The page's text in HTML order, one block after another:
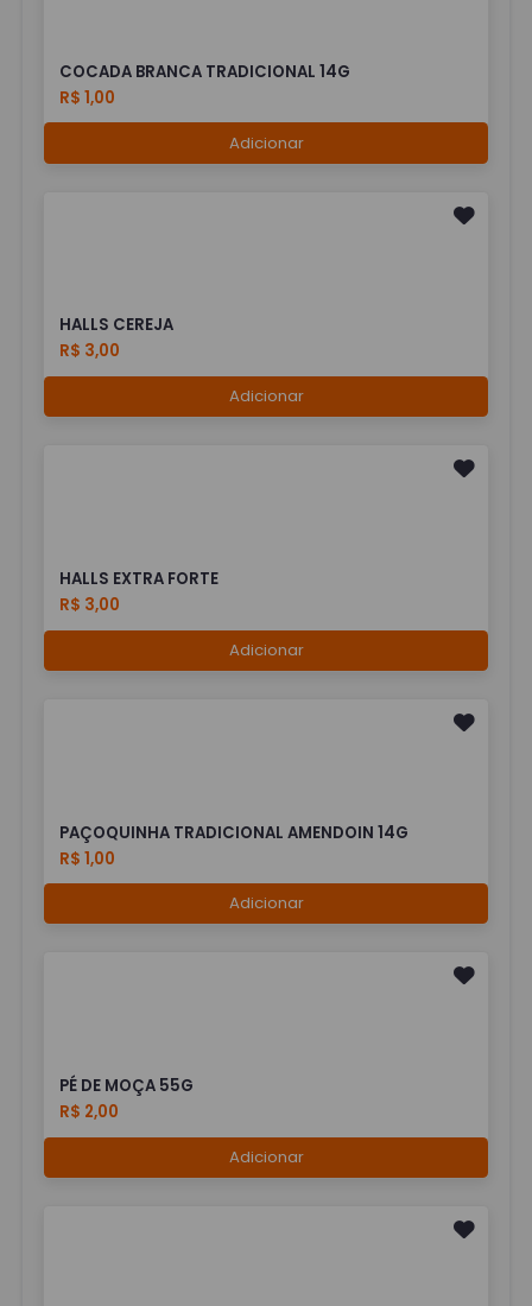
COCADA BRANCA TRADICIONAL 14G
R$ 1,00
Adicionar
HALLS CEREJA
R$ 3,00
Adicionar
HALLS EXTRA FORTE
R$ 3,00
Adicionar
PAÇOQUINHA TRADICIONAL AMENDOIN 14G
R$ 1,00
Adicionar
PÉ DE MOÇA 55G
R$ 2,00
Adicionar